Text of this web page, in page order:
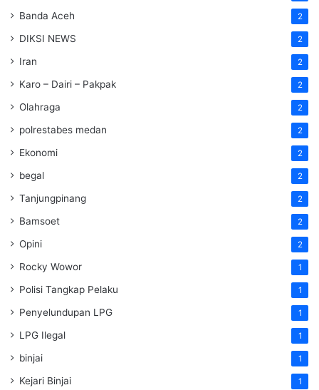
Banda Aceh 2
DIKSI NEWS 2
Iran 2
Karo – Dairi – Pakpak 2
Olahraga 2
polrestabes medan 2
Ekonomi 2
begal 2
Tanjungpinang 2
Bamsoet 2
Opini 2
Rocky Wowor 1
Polisi Tangkap Pelaku 1
Penyelundupan LPG 1
LPG Ilegal 1
binjai 1
Kejari Binjai 1